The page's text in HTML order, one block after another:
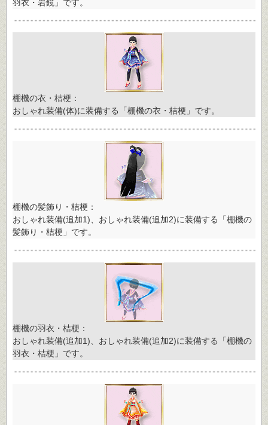
羽衣・岩鏡」です。
棚機の衣・桔梗：
おしゃれ装備(体)に装備する「棚機の衣・桔梗」です。
棚機の髪飾り・桔梗：
おしゃれ装備(追加1)、おしゃれ装備(追加2)に装備する「棚機の
髪飾り・桔梗」です。
棚機の羽衣・桔梗：
おしゃれ装備(追加1)、おしゃれ装備(追加2)に装備する「棚機の
羽衣・桔梗」です。